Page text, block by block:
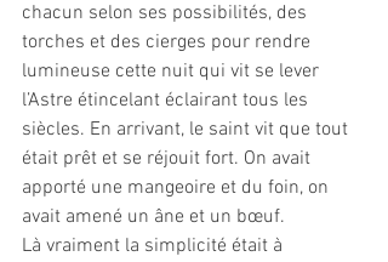
chacun selon ses possibilités, des
torches et des cierges pour rendre
lumineuse cette nuit qui vit se lever
l’Astre étincelant éclairant tous les
siècles. En arrivant, le saint vit que tout
était prêt et se réjouit fort. On avait
apporté une mangeoire et du foin, on
avait amené un âne et un bœuf.
Là vraiment la simplicité était à